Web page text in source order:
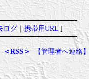
ログ｜携帯用URL]
＜RSS＞ 【管理者へ連絡】